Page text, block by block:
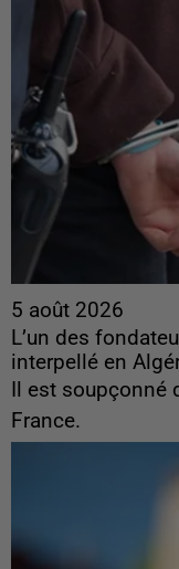
5 août 2026
L’un des
interpellé en
Il est
France.